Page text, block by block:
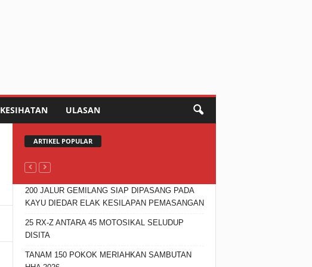
KESIHATAN ULASAN
ARTIKEL POPULAR
200 JALUR GEMILANG SIAP DIPASANG PADA
KAYU DIEDAR ELAK KESILAPAN PEMASANGAN
25 RX-Z ANTARA 45 MOTOSIKAL SELUDUP
DISITA
TANAM 150 POKOK MERIAHKAN SAMBUTAN